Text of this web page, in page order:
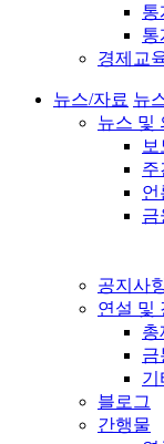
통
통
경제교
뉴스/자료 뉴
뉴스 및
주
언
금
공지사
연설 및
총
금
기
블로그
간행물